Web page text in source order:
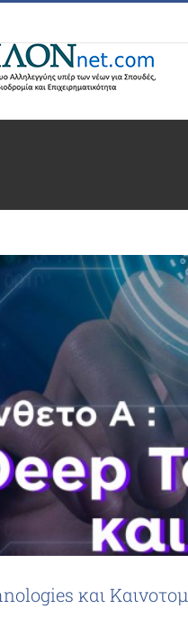
και